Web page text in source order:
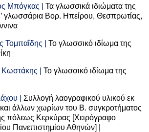
Μπόγκας | Τα γλωσσικά ιδιώματα της
γλωσσάρια Βορ. Ηπείρου, Θεσπρωτίας,
Τομπαΐδης | Το γλωσσικό ιδίωμα της
| Το γλωσσικό ιδίωμα της
| Συλλογή λαογραφικού υλικού εκ
άλλων χωρίων του Β. συγκροτήματος
πόλεως Κερκύρας [Χειρόγραφο
Πανεπιστημίου Αθηνών] |